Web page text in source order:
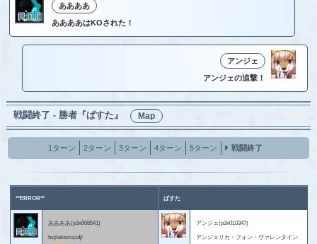
ああああ
ああああはKOされた！
アンジェ
アンジェの追撃！
戦闘終了 - 勝者『ぱすた』 Map
1ターン 2ターン 3ターン 4ターン 5ターン 戦闘終了
**ERROR** ぱすた
ああああ(p3x006541)
hxjileksma;idjl
アンジェ(p3x010347)
アンジェリカ・フォン・ヴァレンタイン